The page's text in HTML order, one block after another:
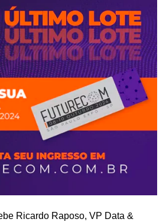
Ricardo Raposo, VP Data &